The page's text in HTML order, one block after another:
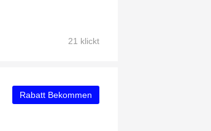
21 klickt
Rabatt Bekommen